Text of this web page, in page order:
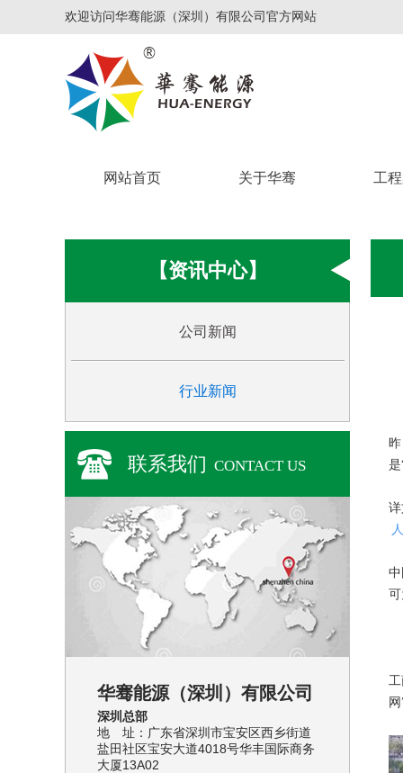
欢迎访问华骞能源（深圳）有限公司官方网站
网站首页 关于华骞 工
【资讯中心】
公司新闻
行业新闻
联系我们 CONTACT US
华骞能源（深圳）有限公司
深圳总部
地 址：广东省深圳市宝安区西乡街道
盐田社区宝安大道4018号华丰国际商务
大厦13A02
是
详
可